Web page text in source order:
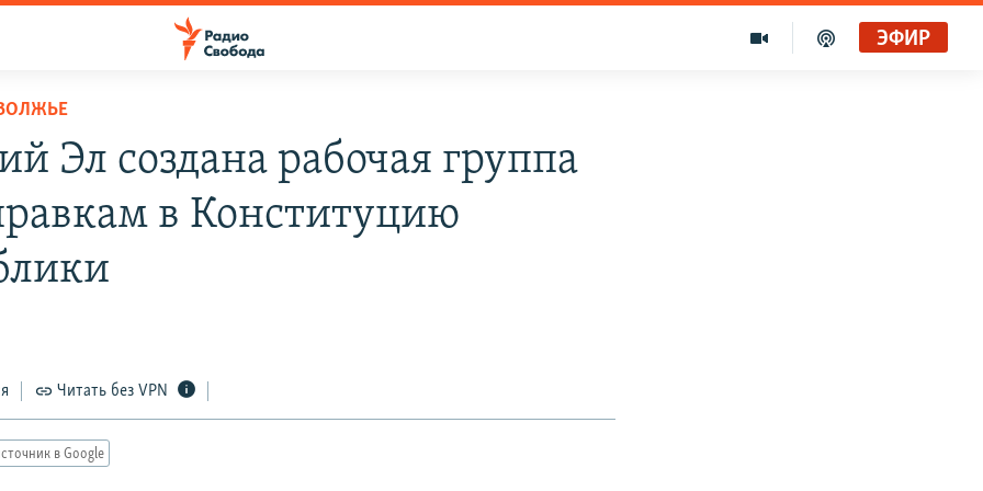
ЭФИР
Эл создана рабочая группа
в Конституцию
Читать без VPN
в Google